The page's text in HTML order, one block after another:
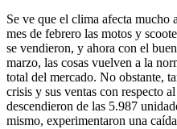
Se ve que el clima afecta mucho
mes de febrero las motos y
se vendieron, y ahora con el
marzo, las cosas vuelven a la
total del mercado. No obstante,
crisis y sus ventas con respecto
descendieron de las 5.987
mismo, experimentaron una